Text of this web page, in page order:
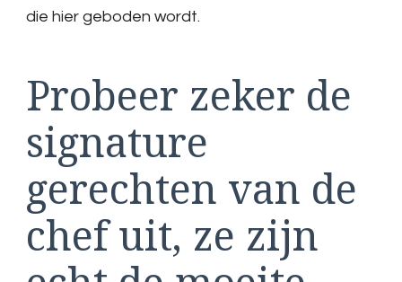
die hier geboden wordt.
Probeer zeker de
signature
gerechten van de
chef uit, ze zijn